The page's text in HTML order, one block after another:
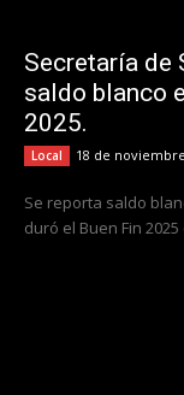
Secretaría de
saldo blanco
2025.
Local 18 de
Se reporta saldo
duró el Buen Fin